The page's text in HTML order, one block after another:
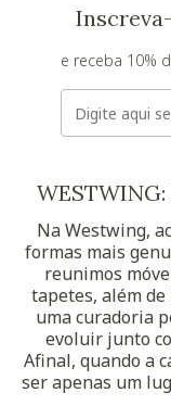
e receba 10%
E-mail
Na Westwing,
formas mais
reunimos
tapetes, além de
uma curadoria
evoluir junto
Afinal, quando a
ser apenas um